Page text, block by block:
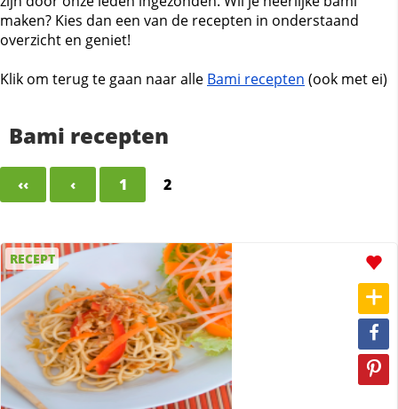
maken? Kies dan een van de recepten in onderstaand
overzicht en geniet!
Klik om terug te gaan naar alle Bami recepten (ook met ei)
Bami recepten
‹‹ ‹ 1 2
RECEPT